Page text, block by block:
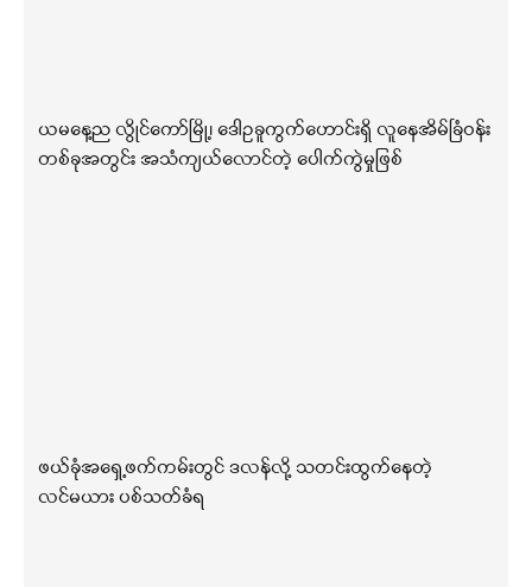
ယမနေ့ည လွိုင်ကော်မြို့၊ ဒေါဥခူကွက်ဟောင်းရှိ လူနေအိမ်ခြံဝန်း
တစ်ခုအတွင်း အသံကျယ်လောင်တဲ့ ပေါက်ကွဲမှုဖြစ်
ဖယ်ခုံအရှေ့ဖက်ကမ်းတွင် ဒလန်လို့ သတင်းထွက်နေတဲ့
လင်မယား ပစ်သတ်ခံရ